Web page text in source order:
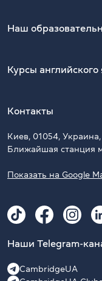
Наш
Курсы английского
Контакты
Киев, 01054,
Ближайшая станция
Показать на Google
Наши Telegram-
CambridgeUA